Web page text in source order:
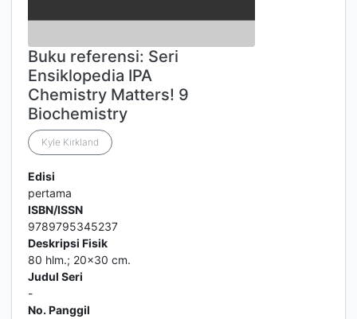
Buku referensi: Seri
Ensiklopedia IPA
Chemistry Matters! 9
Biochemistry
Kyle Kirkland
Edisi
pertama
ISBN/ISSN
9789795345237
Deskripsi Fisik
80 hlm.; 20x30 cm.
Judul Seri
-
No. Panggil